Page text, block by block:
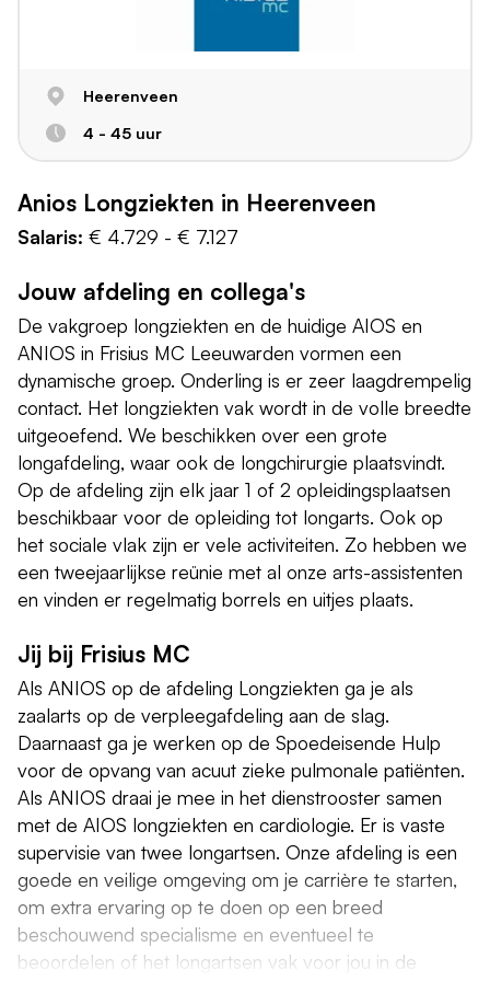
Heerenveen
4 - 45 uur
Anios Longziekten in Heerenveen
Salaris: € 4.729 - € 7.127
Jouw afdeling en collega's
De vakgroep longziekten en de huidige AIOS en
ANIOS in Frisius MC Leeuwarden vormen een
dynamische groep. Onderling is er zeer laagdrempelig
contact. Het longziekten vak wordt in de volle breedte
uitgeoefend. We beschikken over een grote
longafdeling, waar ook de longchirurgie plaatsvindt.
Op de afdeling zijn elk jaar 1 of 2 opleidingsplaatsen
beschikbaar voor de opleiding tot longarts. Ook op
het sociale vlak zijn er vele activiteiten. Zo hebben we
een tweejaarlijkse reünie met al onze arts-assistenten
en vinden er regelmatig borrels en uitjes plaats.
Jij bij Frisius MC
Als ANIOS op de afdeling Longziekten ga je als
zaalarts op de verpleegafdeling aan de slag.
Daarnaast ga je werken op de Spoedeisende Hulp
voor de opvang van acuut zieke pulmonale patiënten.
Als ANIOS draai je mee in het dienstrooster samen
met de AIOS longziekten en cardiologie. Er is vaste
supervisie van twee longartsen. Onze afdeling is een
goede en veilige omgeving om je carrière te starten,
om extra ervaring op te doen op een breed
beschouwend specialisme en eventueel te
beoordelen of het longartsen vak voor jou in de